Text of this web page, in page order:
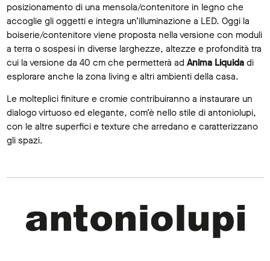
posizionamento di una mensola/contenitore in legno che
accoglie gli oggetti e integra un’illuminazione a LED. Oggi la
boiserie/contenitore viene proposta nella versione con moduli
a terra o sospesi in diverse larghezze, altezze e profondità tra
cui la versione da 40 cm che permetterà ad Anima Liquidadi
esplorare anche la zona living e altri ambienti della casa.
Le molteplici finiture e cromie contribuiranno a instaurare un
dialogo virtuoso ed elegante, com’è nello stile di antoniolupi,
con le altre superfici e texture che arredano e caratterizzano
gli spazi.